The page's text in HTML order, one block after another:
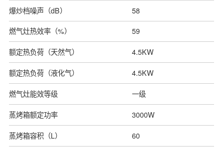
爆炒档噪声（dB） 58
燃气灶热效率（%） 59
额定热负荷（天然气） 4.5KW
额定热负荷（液化气） 4.5KW
燃气灶能效等级 一级
蒸烤箱额定功率 3000W
蒸烤箱容积（L） 60